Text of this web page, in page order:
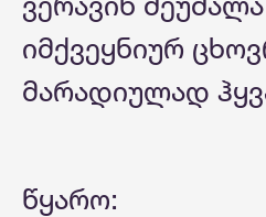
იმქვეყნიურ
მარადიულად
წყარო: